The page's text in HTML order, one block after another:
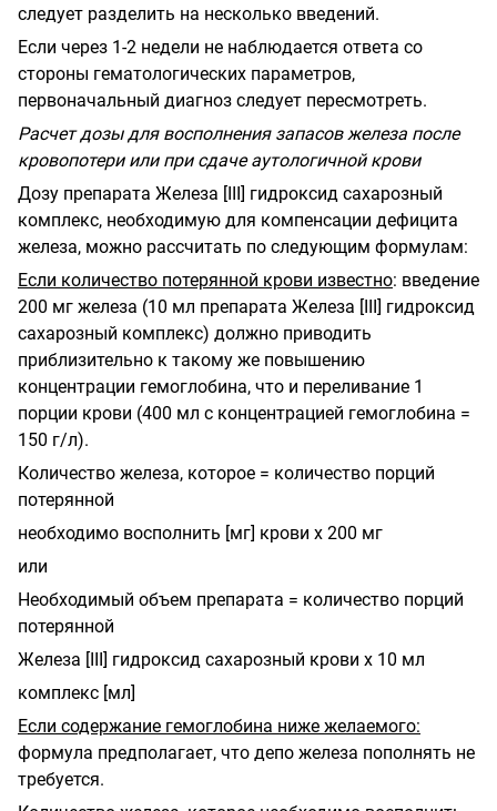
следует разделить на несколько введений.
Если через 1-2 недели не наблюдается ответа со
стороны гематологических параметров,
первоначальный диагноз следует пересмотреть.
Расчет дозы для восполнения запасов железа после
кровопотери или при сдаче аутологичной крови
Дозу препарата Железа [III] гидроксид сахарозный
комплекс, необходимую для компенсации дефицита
железа, можно рассчитать по следующим формулам:
Если количество потерянной крови известно: введение
200 мг железа (10 мл препарата Железа [III] гидроксид
сахарозный комплекс) должно приводить
приблизительно к такому же повышению
концентрации гемоглобина, что и переливание 1
порции крови (400 мл с концентрацией гемоглобина =
150 г/л).
Количество железа, которое = количество порций
потерянной
необходимо восполнить [мг] крови х 200 мг
или
Необходимый объем препарата = количество порций
потерянной
Железа [III] гидроксид сахарозный крови х 10 мл
комплекс [мл]
Если содержание гемоглобина ниже желаемого:
формула предполагает, что депо железа пополнять не
требуется.